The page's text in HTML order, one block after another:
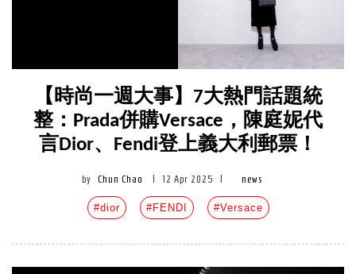
【時尚一週大事】7大熱門話題統
整：Prada併購Versace，陳庭妮代
言Dior、Fendi登上義大利郵票！
by Chun Chao 12 Apr 2025 news
#dior #FENDI #Versace